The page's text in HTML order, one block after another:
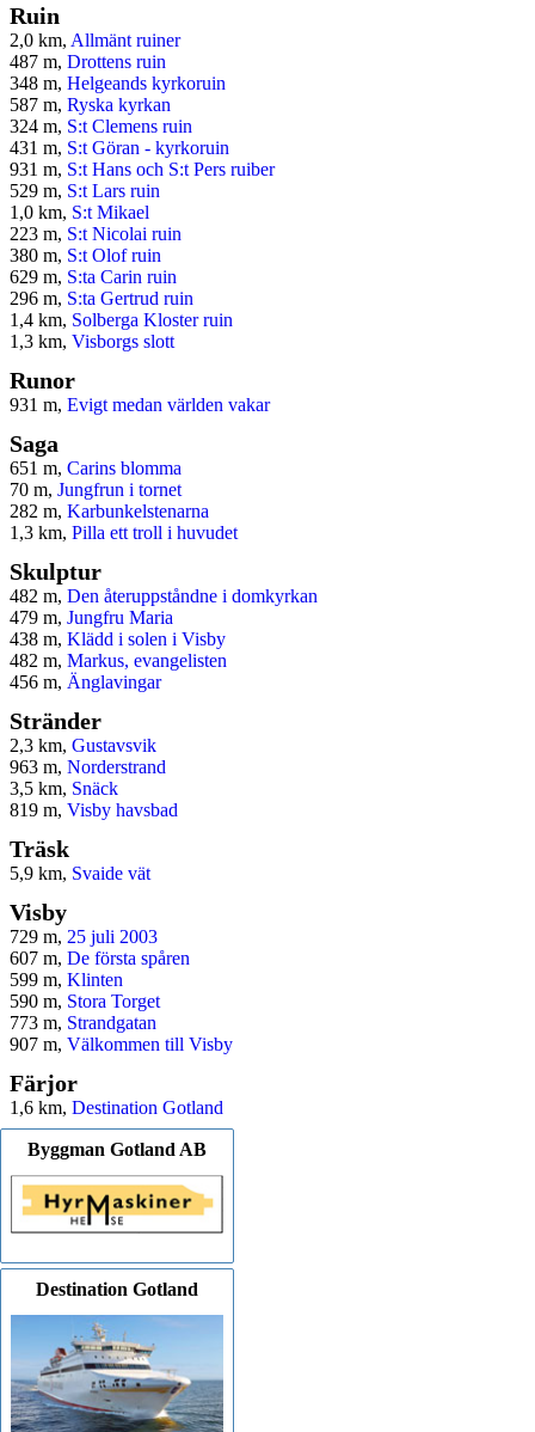
Ruin
2,0 km, Allmänt ruiner
487 m, Drottens ruin
348 m, Helgeands kyrkoruin
587 m, Ryska kyrkan
324 m, S:t Clemens ruin
431 m, S:t Göran - kyrkoruin
931 m, S:t Hans och S:t Pers ruiber
529 m, S:t Lars ruin
1,0 km, S:t Mikael
223 m, S:t Nicolai ruin
380 m, S:t Olof ruin
629 m, S:ta Carin ruin
296 m, S:ta Gertrud ruin
1,4 km, Solberga Kloster ruin
1,3 km, Visborgs slott
Runor
931 m, Evigt medan världen vakar
Saga
651 m, Carins blomma
70 m, Jungfrun i tornet
282 m, Karbunkelstenarna
1,3 km, Pilla ett troll i huvudet
Skulptur
482 m, Den återuppståndne i domkyrkan
479 m, Jungfru Maria
438 m, Klädd i solen i Visby
482 m, Markus, evangelisten
456 m, Änglavingar
Stränder
2,3 km, Gustavsvik
963 m, Norderstrand
3,5 km, Snäck
819 m, Visby havsbad
Träsk
5,9 km, Svaide vät
Visby
729 m, 25 juli 2003
607 m, De första spåren
599 m, Klinten
590 m, Stora Torget
773 m, Strandgatan
907 m, Välkommen till Visby
Färjor
1,6 km, Destination Gotland
Byggman Gotland AB
Destination Gotland